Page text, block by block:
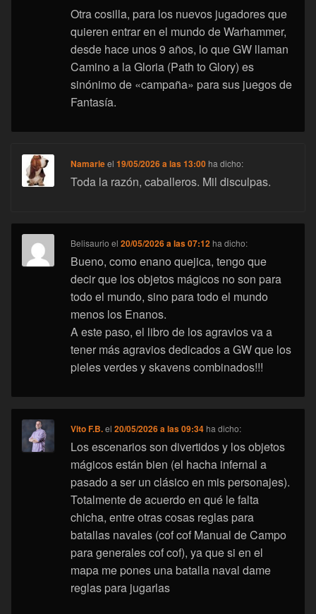
Otra cosilla, para los nuevos jugadores que
quieren entrar en el mundo de Warhammer,
desde hace unos 9 años, lo que GW llaman
Camino a la Gloria (Path to Glory) es
sinónimo de «campaña» para sus juegos de
Fantasía.
Namarieel19/05/2026 a las 13:00 ha dicho:
Toda la razón, caballeros. Mil disculpas.
Belisaurio el20/05/2026 a las 07:12 ha dicho:
Bueno, como enano quejica, tengo que
decir que los objetos mágicos no son para
todo el mundo, sino para todo el mundo
menos los Enanos.
A este paso, el libro de los agravios va a
tener más agravios dedicados a GW que los
pieles verdes y skavens combinados!!!
Vito F.B.el20/05/2026 a las 09:34 ha dicho:
Los escenarios son divertidos y los objetos
mágicos están bien (el hacha infernal a
pasado a ser un clásico en mis personajes).
Totalmente de acuerdo en qué le falta
chicha, entre otras cosas reglas para
batallas navales (cof cof Manual de Campo
para generales cof cof), ya que si en el
mapa me pones una batalla naval dame
reglas para jugarlas